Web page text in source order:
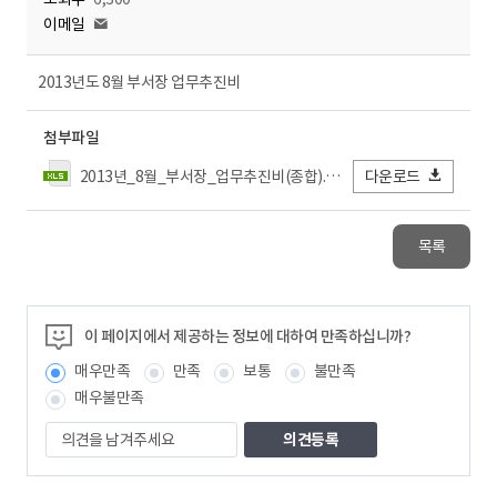
이메일
2013년도 8월 부서장 업무추진비
첨부파일
2013년_8월_부서장_업무추진비(종합).xls
다운로드
목록
이 페이지에서 제공하는 정보에 대하여 만족하십니까?
매우만족
만족 보통
불만족
매우불만족
의
견
을